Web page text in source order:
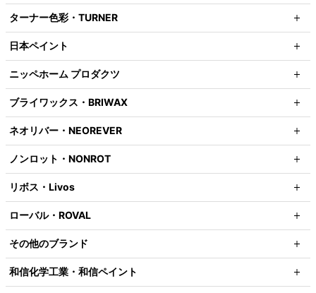
ターナー色彩・TURNER
日本ペイント
ニッペホーム プロダクツ
ブライワックス・BRIWAX
ネオリバー・NEOREVER
ノンロット・NONROT
リボス・Livos
ローバル・ROVAL
その他のブランド
和信化学工業・和信ペイント